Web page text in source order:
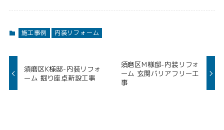
施工事例 内装リフォーム
須磨区K様邸-内装リフォ
ーム 掘り座卓新設工事
須磨区M様邸-内装リフォ
ーム 玄関バリアフリー工
事